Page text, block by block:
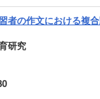
者の作文における複
研究